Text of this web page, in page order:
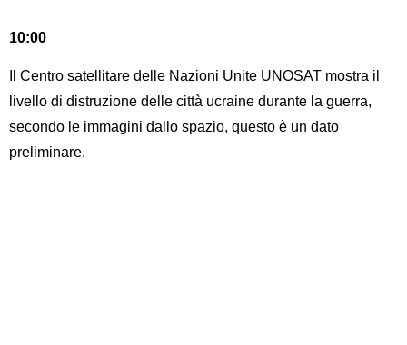
10:00
Il Centro satellitare delle Nazioni Unite UNOSAT mostra il
livello di distruzione delle città ucraine durante la guerra,
secondo le immagini dallo spazio, questo è un dato
preliminare.